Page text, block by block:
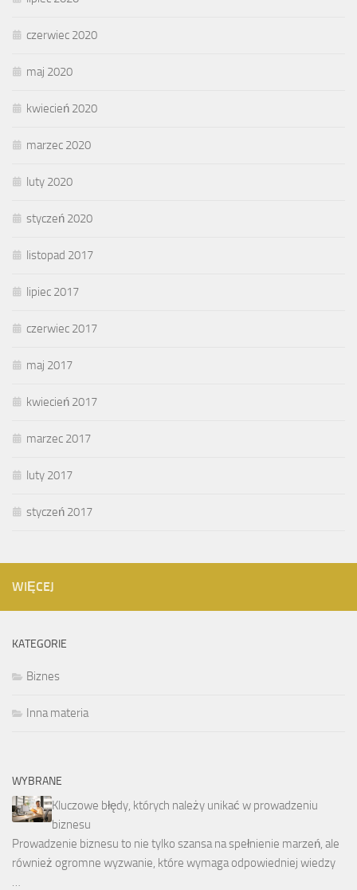
czerwiec 2020
maj 2020
kwiecień 2020
marzec 2020
luty 2020
styczeń 2020
listopad 2017
lipiec 2017
czerwiec 2017
maj 2017
kwiecień 2017
marzec 2017
luty 2017
styczeń 2017
WIĘCEJ
KATEGORIE
Biznes
Inna materia
WYBRANE
Kluczowe błędy, których należy unikać w prowadzeniu
biznesu
Prowadzenie biznesu to nie tylko szansa na spełnienie marzeń, ale
również ogromne wyzwanie, które wymaga odpowiedniej wiedzy
…